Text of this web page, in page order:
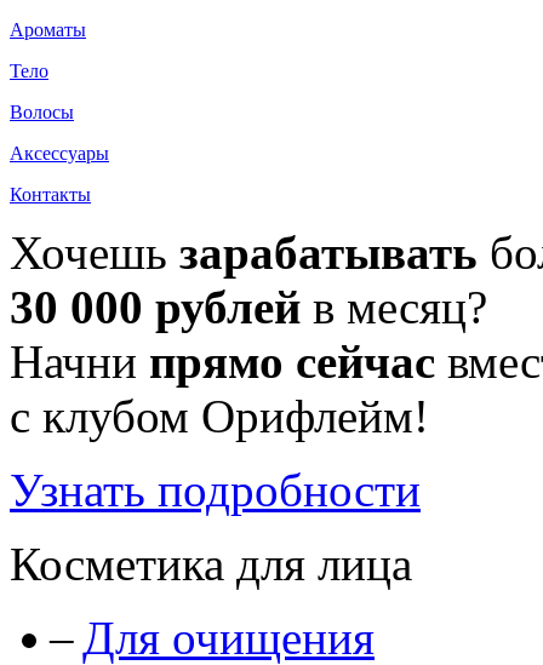
Ароматы
Тело
Волосы
Аксессуары
Контакты
Хочешь зарабатывать
30 000 рублей в месяц?
Начни прямо сейчас
с клубом Орифлейм!
Узнать подробности
Косметика для лица
Для очищения